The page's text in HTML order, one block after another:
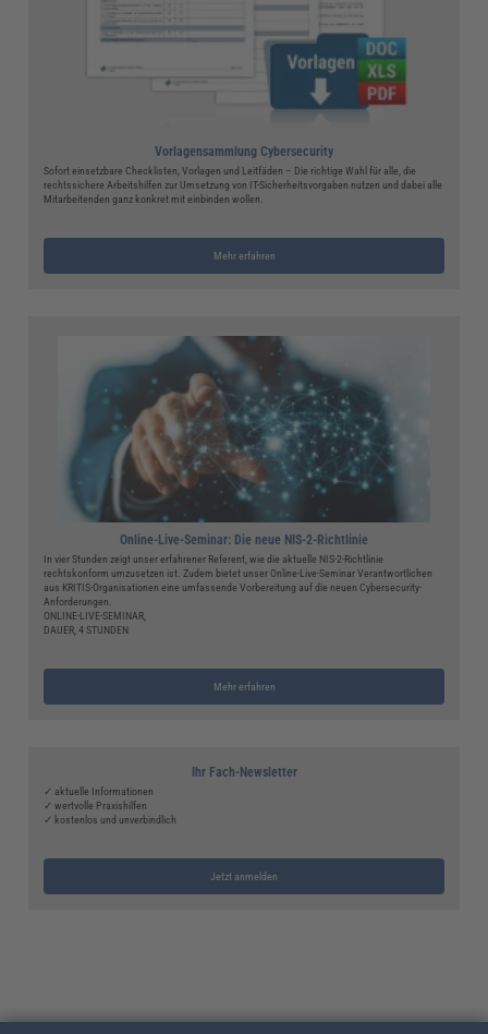
Vorlagensammlung Cybersecurity
Sofort einsetzbare Checklisten, Vorlagen und Leitfäden – Die richtige Wahl für alle, die
rechtssichere Arbeitshilfen zur Umsetzung von IT-Sicherheitsvorgaben nutzen und dabei alle
Mitarbeitenden ganz konkret mit einbinden wollen.
Mehr erfahren
Online-Live-Seminar: Die neue NIS-2-Richtlinie
In vier Stunden zeigt unser erfahrener Referent, wie die aktuelle NIS-2-Richtlinie
rechtskonform umzusetzen ist. Zudem bietet unser Online-Live-Seminar Verantwortlichen
aus KRITIS-Organisationen eine umfassende Vorbereitung auf die neuen Cybersecurity-
Anforderungen.
ONLINE-LIVE-SEMINAR,
DAUER, 4 STUNDEN
Mehr erfahren
Ihr Fach-Newsletter
✓ aktuelle Informationen
✓ wertvolle Praxishilfen
✓ kostenlos und unverbindlich
Jetzt anmelden